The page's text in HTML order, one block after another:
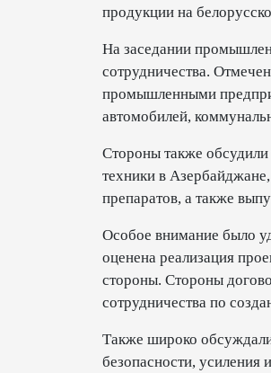
продукции на
На заседании
сотрудничества.
промышленными
автомобилей,
Стороны также
техники в
препаратов, а также
Особое внимание было
оценена реализация
стороны. Стороны
сотрудничества по
Также широко
безопасности, усиления